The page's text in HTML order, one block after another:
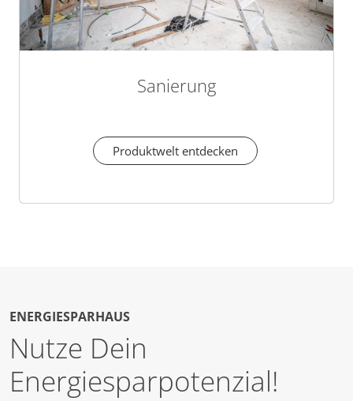
Sanierung
Produktwelt entdecken
ENERGIESPARHAUS
Nutze Dein
Energiesparpotenzial!